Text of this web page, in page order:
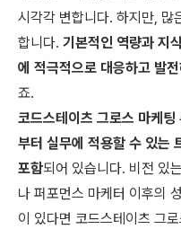
시각각 변합니다. 하지만, 많
합니다. 기본적인 역량과 지
에 적극적으로 대응하고 발
죠.
코드스테이츠 그로스 마케
부터 실무에 적용할 수 있는
포함되어 있습니다. 비전 있
나 퍼포먼스 마케터 이후의
이 있다면 코드스테이츠 그